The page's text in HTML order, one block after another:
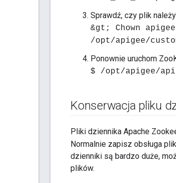
Sprawdź, czy plik
&gt; Chown
/opt/apigee/
Ponownie uruchom
$ /opt/apigee/
Konserwacja pliku
Pliki dziennika Apache
Normalnie zapisz obsługa
dzienniki są bardzo duże,
plików.